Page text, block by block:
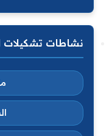
نشاطات تشكيلات